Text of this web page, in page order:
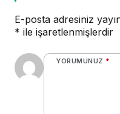
E-posta adresiniz
* ile işaretlenmişlerdir
YORUMUNUZ *